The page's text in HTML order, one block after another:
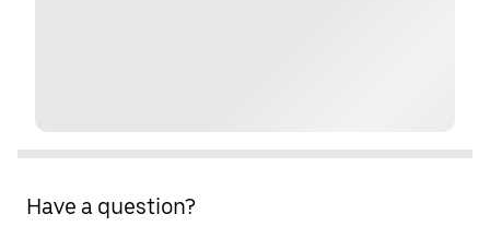
Have a question?